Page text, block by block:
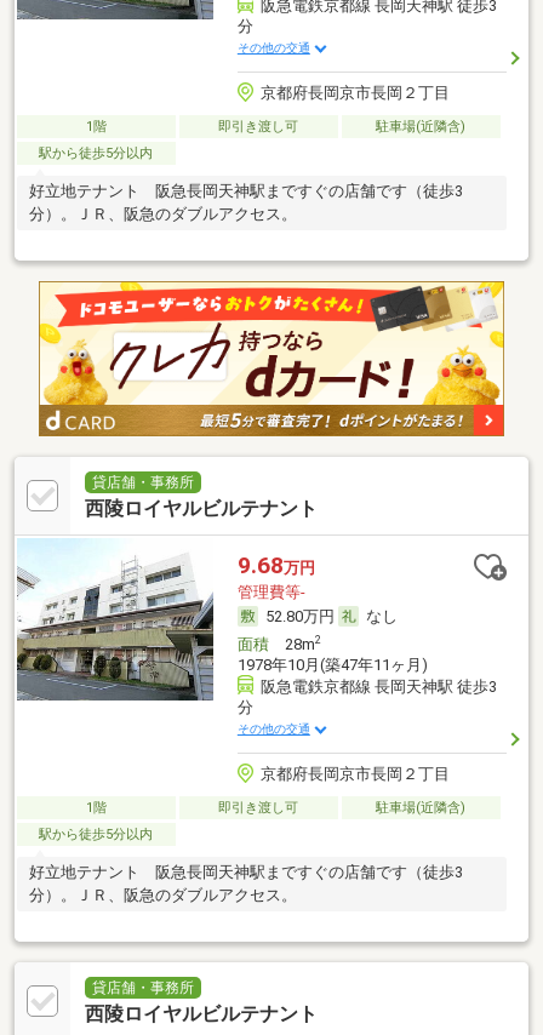
阪急電鉄京都線 長岡天神駅 徒歩3
分
その他の交通
京都府長岡京市長岡２丁目
1階 即引き渡し可
駐車場(近隣含)
駅から徒歩5分以内
好立地テナント 阪急長岡天神駅まですぐの店舗です（徒歩3
分）。ＪＲ、阪急のダブルアクセス。
貸店舗・事務所
西陵ロイヤルビルテナント
9.68万円
管理費等-
52.80万円
なし
面積28m2
1978年10月(築47年11ヶ月)
阪急電鉄京都線 長岡天神駅 徒歩3
分
その他の交通
京都府長岡京市長岡２丁目
1階 即引き渡し可
駐車場(近隣含)
駅から徒歩5分以内
好立地テナント 阪急長岡天神駅まですぐの店舗です（徒歩3
分）。ＪＲ、阪急のダブルアクセス。
貸店舗・事務所
西陵ロイヤルビルテナント